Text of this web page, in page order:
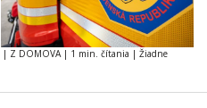
| Z DOMOVA | 1 min. čítania | Žiadne